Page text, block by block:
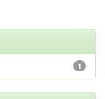
1